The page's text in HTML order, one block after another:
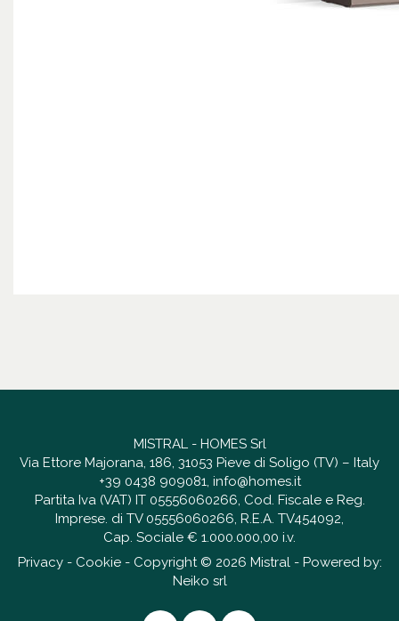
MISTRAL - HOMES Srl
Via Ettore Majorana, 186, 31053 Pieve di Soligo (TV) – Italy
+39 0438 909081, info@homes.it
Partita Iva (VAT) IT 05556060266, Cod. Fiscale e Reg.
Imprese. di TV 05556060266, R.E.A. TV454092,
Cap. Sociale € 1.000.000,00 i.v.
Privacy- Cookie- Copyright © 2026 Mistral - Powered by:
Neiko srl